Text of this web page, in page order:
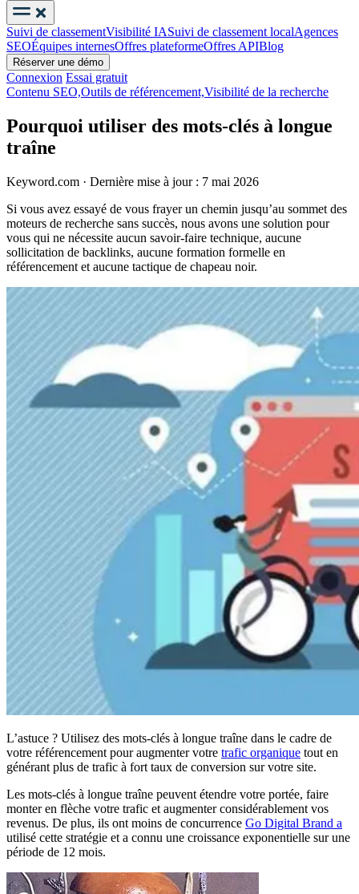
Suivi de classementVisibilité IASuivi de classement localAgences
SEOÉquipes internesOffres plateformeOffres APIBlog
Réserver une démo
Connexion Essai gratuit
Contenu SEO,Outils de référencement,Visibilité de la recherche
Pourquoi utiliser des mots-clés à longue
traîne
Keyword.com · Dernière mise à jour : 7 mai 2026
Si vous avez essayé de vous frayer un chemin jusqu’au sommet des
moteurs de recherche sans succès, nous avons une solution pour
vous qui ne nécessite aucun savoir-faire technique, aucune
sollicitation de backlinks, aucune formation formelle en
référencement et aucune tactique de chapeau noir.
L’astuce ? Utilisez des mots-clés à longue traîne dans le cadre de
votre référencement pour augmenter votre trafic organique tout en
générant plus de trafic à fort taux de conversion sur votre site.
Les mots-clés à longue traîne peuvent étendre votre portée, faire
monter en flèche votre trafic et augmenter considérablement vos
revenus. De plus, ils ont moins de concurrence Go Digital Brand a
utilisé cette stratégie et a connu une croissance exponentielle sur une
période de 12 mois.